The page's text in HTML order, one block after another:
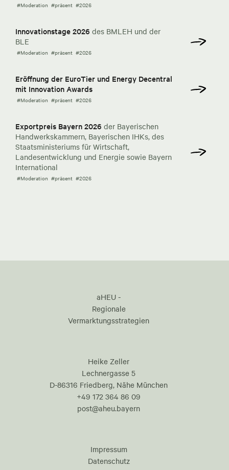
#Moderation #präsent #2026
Innovationstage 2026 des BMLEH und der
BLE
#Moderation #präsent #2026
Eröffnung der EuroTier und Energy Decentral
mit Innovation Awards
#Moderation #präsent #2026
Exportpreis Bayern 2026 der Bayerischen
Handwerkskammern, Bayerischen IHKs, des
Staatsministeriums für Wirtschaft,
Landesentwicklung und Energie sowie Bayern
International
#Moderation #präsent #2026
aHEU -
Regionale
Vermarktungsstrategien
Heike Zeller
Lechnergasse 5
D-86316 Friedberg, Nähe München
+49 172 364 86 09
post@aheu.bayern
Impressum
Datenschutz